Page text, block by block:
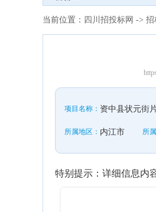
当前位置： 四川招投标网 -> 招
项目名称： 资中县状元街
所属地区： 内江市 所
特别提示：详细信息内